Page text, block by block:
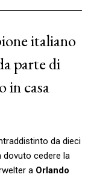
italiano
parte di
in casa
da dieci
dovuto cedere la
a Orlando